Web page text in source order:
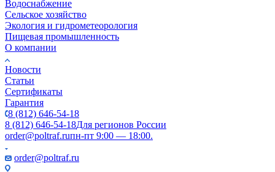
Водоснабжение
Сельское хозяйство
Экология и гидрометеорология
Пищевая промышленность
О компании
Новости
Статьи
Сертификаты
Гарантия
8 (812) 646-54-18
8 (812) 646-54-18Для регионов России
order@poltraf.ruпн-пт 9:00 — 18:00.
order@poltraf.ru